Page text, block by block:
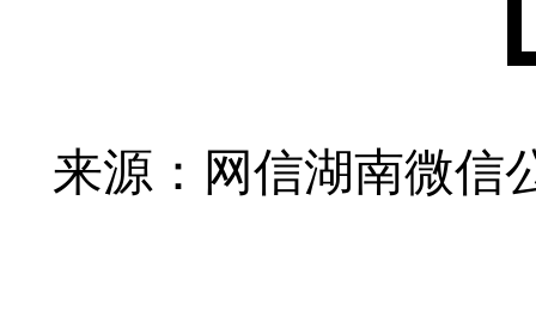
来源：网信湖南微信